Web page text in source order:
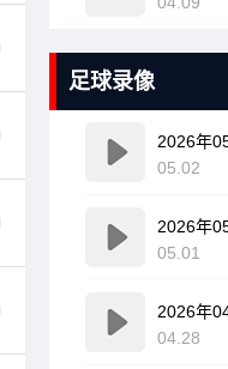
足球录像
05.02
05.01
04.28